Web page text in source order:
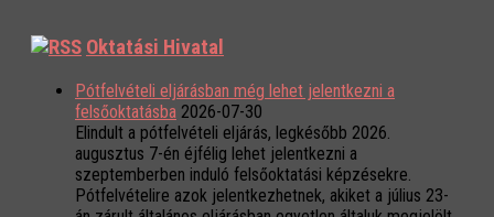
Oktatási Hivatal
Pótfelvételi eljárásban még lehet jelentkezni a
felsőoktatásba 2026-07-30
Elindult a pótfelvételi eljárás, legkésőbb 2026.
augusztus 7-én éjfélig lehet jelentkezni a
szeptemberben induló felsőoktatási képzésekre.
Pótfelvételire azok jelentkezhetnek, akiket a július 23-